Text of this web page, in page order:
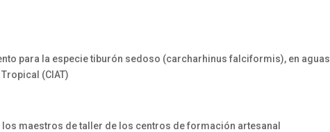
para la especie tiburón sedoso (carcharhinus falciformis), en aguas
(CIAT)
maestros de taller de los centros de formación artesanal